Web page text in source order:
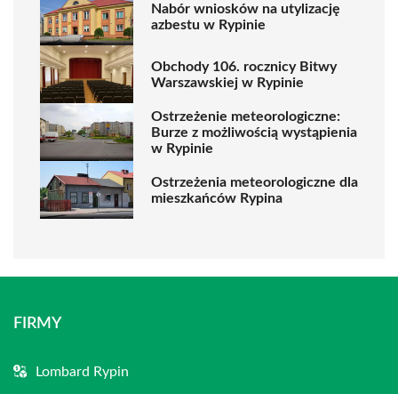
Nabór wniosków na utylizację
azbestu w Rypinie
Obchody 106. rocznicy Bitwy
Warszawskiej w Rypinie
Ostrzeżenie meteorologiczne:
Burze z możliwością wystąpienia
w Rypinie
Ostrzeżenia meteorologiczne dla
mieszkańców Rypina
FIRMY
Lombard Rypin